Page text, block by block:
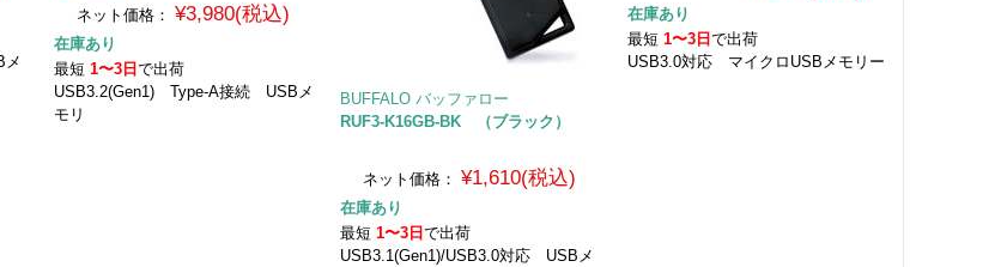
メ
ネット価格： ¥3,980(税込)
在庫あり
最短1〜3日で出荷
USB3.2(Gen1) Type-A接続 USBメ
モリ
BUFFALO バッファロー
RUF3-K16GB-BK （ブラック）
ネット価格： ¥1,610(税込)
在庫あり
最短1〜3日で出荷
USB3.1(Gen1)/USB3.0対応 USBメ
在庫あり
最短 1〜3日 で出荷
USB3.0対応 マイクロUSBメモリー